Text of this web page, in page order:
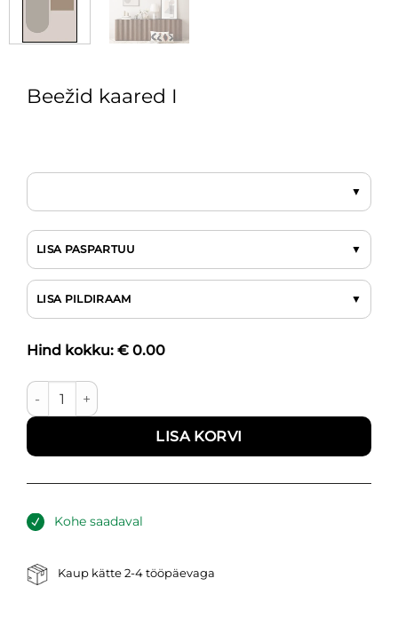
Beežid kaared I
LISA PASPARTUU
LISA PILDIRAAM
Hind kokku: € 0.00
Beežid kaared I kogus
LISA KORVI
Kohe saadaval
Kaup kätte 2-4 tööpäevaga